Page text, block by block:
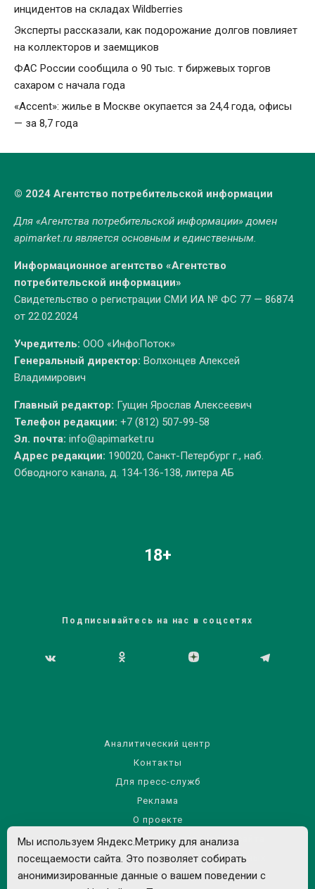
инцидентов на складах Wildberries
Эксперты рассказали, как подорожание долгов повлияет
на коллекторов и заемщиков
ФАС России сообщила о 90 тыс. т биржевых торгов
сахаром с начала года
«Accent»: жилье в Москве окупается за 24,4 года, офисы
— за 8,7 года
© 2024 Агентство потребительской информации
Для «Агентства потребительской информации» домен
apimarket.ruявляется основным и единственным.
Информационное агентство «Агентство
потребительской информации»
Свидетельство о регистрации СМИ ИА № ФС 77 — 86874
от 22.02.2024
Учредитель: ООО «ИнфоПоток»
Генеральный директор: Волхонцев Алексей
Владимирович
Главный редактор: Гущин Ярослав Алексеевич
Телефон редакции: +7 (812) 507-99-58
Эл. почта: info@apimarket.ru
Адрес редакции: 190020, Санкт-Петербург г., наб.
Обводного канала, д. 134-136-138, литера АБ
18+
Подписывайтесь на нас в соцсетях
Аналитический центр
Контакты
Для пресс-служб
Реклама
О проекте
Правила использования материалов сайта
Политика обработки персональных данных
Мы используем Яндекс.Метрику для анализа
посещаемости сайта. Это позволяет собирать
анонимизированные данные о вашем поведении с